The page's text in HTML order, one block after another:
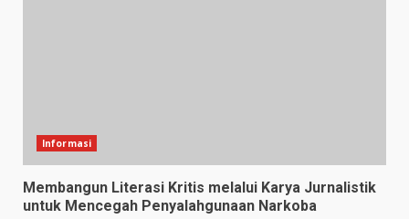
Informasi
Membangun Literasi Kritis melalui Karya Jurnalistik
untuk Mencegah Penyalahgunaan Narkoba